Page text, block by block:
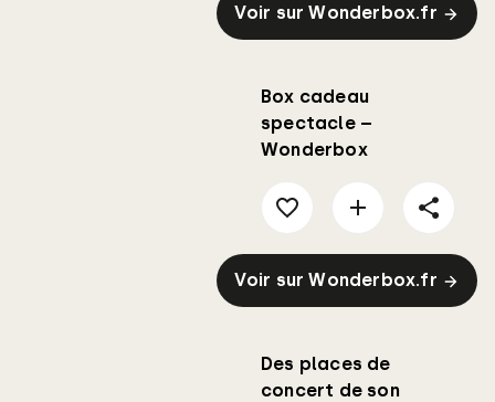
Voir sur Wonderbox.fr
Box cadeau
spectacle –
Wonderbox
Voir sur Wonderbox.fr
Des places de
concert de son